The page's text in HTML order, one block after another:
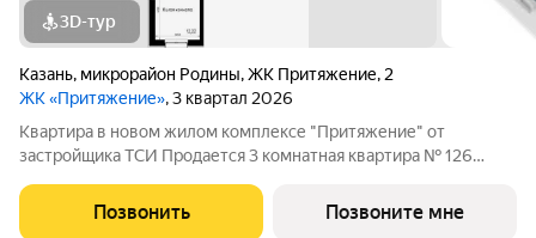
3D-тур
Казань, микрорайон Родины,ЖК Притяжение, 2
ЖК «Притяжение», 3 квартал 2026
Квартира в новом жилом комплексе "Притяжение" от
застройщика ТСИ Продается 3 комнатная квартира № 126
дома. О КОМПЛЕКСЕ ЖК «Притяжение» это комфорт и
эстетика в каждом метре. Четыре дома
Позвонить Позвоните мне